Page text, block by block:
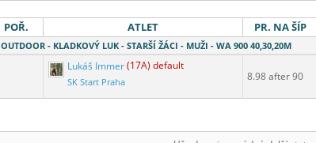
POŘ. ATLET PR. NA ŠÍP
OUTDOOR - KLADKOVÝ LUK - STARŠÍ ŽÁCI - MUŽI - WA 900 40,30,20M
Lukáš Immer(17A) default
SK Start Praha 8.98 after 90